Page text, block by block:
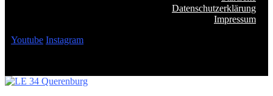
Datenschutzerklärung
Impressum
Youtube Instagram